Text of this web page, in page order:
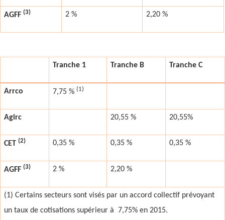
AGFF(3) 2 % 2,20 %
Tranche 1 Tranche B Tranche C
Arrco 7,75 % (1)
Agirc 20,55 % 20,55%
CET(2) 0,35 % 0,35 % 0,35 %
AGFF(3) 2 % 2,20 %
(1) Certains secteurs sont visés par un accord collectif prévoyant
un taux de cotisations supérieur à 7,75% en 2015.